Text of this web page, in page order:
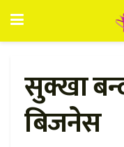
सुक्खा
बिजनेस